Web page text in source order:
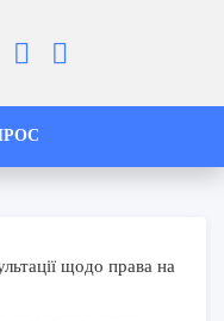
щодо права на